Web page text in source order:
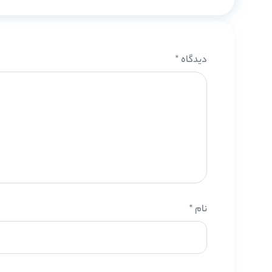
دیدگاه *
نام *